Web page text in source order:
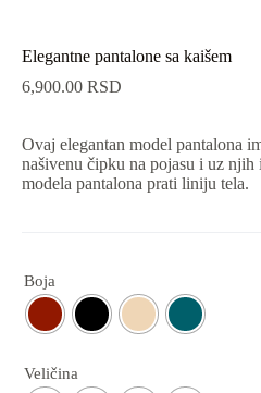
Elegantne pantalone sa kaišem
6,900.00 RSD
Ovaj elegantan model pantalona
našivenu čipku na pojasu i uz
modela pantalona prati liniju tela.
Boja
Veličina